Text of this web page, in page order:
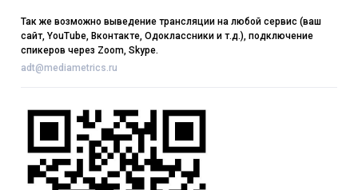
Так же возможно выведение трансляции на любой сервис (ваш
сайт, YouTube, Вконтакте, Одоклассники и т.д.), подключение
спикеров через Zoom, Skype.
adt@mediametrics.ru